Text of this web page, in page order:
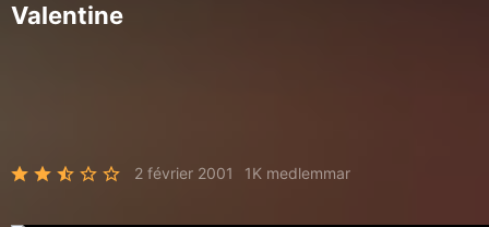
Valentine
2 février 2001 1K medlemmar